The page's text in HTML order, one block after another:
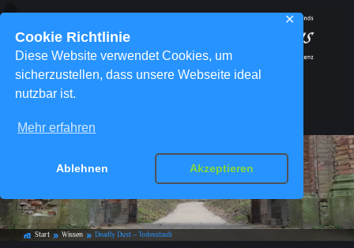
Cookie Richtlinie
Diese Website verwendet Cookies, um
sicherzustellen, dass unsere Webseite ideal
nutzbar ist.
Mehr erfahren
Ablehnen Akzeptieren
✕
Deadly Dust – Todesstaub
home_work Start double_arrow Wissen double_arrow Deadly Dust – Todesstaub